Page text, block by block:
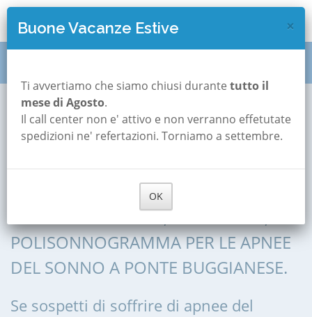
Ponte Buggianese
Polisonnografia a
Ponte Buggianese
POLISONNOGRAFIA, POLIGRAFIA,
POLISONNOGRAMMA PER LE APNEE
DEL SONNO A PONTE BUGGIANESE.
Se sospetti di soffrire di apnee del
×
Buone Vacanze Estive
Ti avvertiamo che siamo chiusi durante tutto il
mese di Agosto.
Il call center non e' attivo e non verranno effetutate
spedizioni ne' refertazioni. Torniamo a settembre.
OK